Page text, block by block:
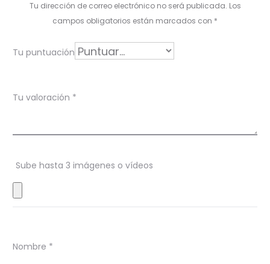
r
i
o
e
s
Tu dirección de correo electrónico no será publicada. Los
campos obligatorios están marcados con *
Tu puntuación
Tu valoración *
Sube hasta 3 imágenes o vídeos
Nombre *